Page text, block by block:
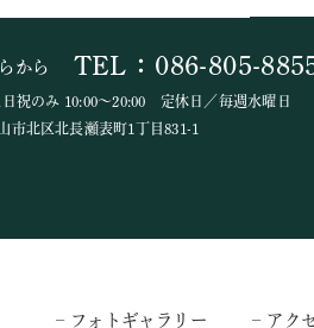
から TEL：086-805-
祝のみ 10:00～20:00 定休日／毎週水曜日
市北区北長瀬表町1丁目831-1
– フォトギャラリー – アク